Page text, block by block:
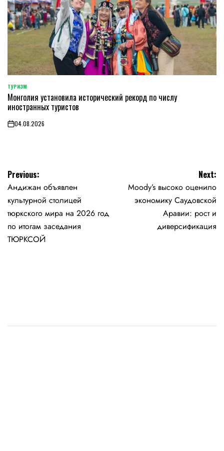
POSTED
IN
ТУРИЗМ
Монголия установила исторический рекорд по числу
иностранных туристов
on04.08.2026
Навигация
по
записям
Previous:
Андижан объявлен
культурной столицей
тюркского мира на 2026 год
по итогам заседания
ТЮРКСОЙ
Next:
Moody’s высоко оценило
экономику Саудовской
Аравии: рост и
диверсификация